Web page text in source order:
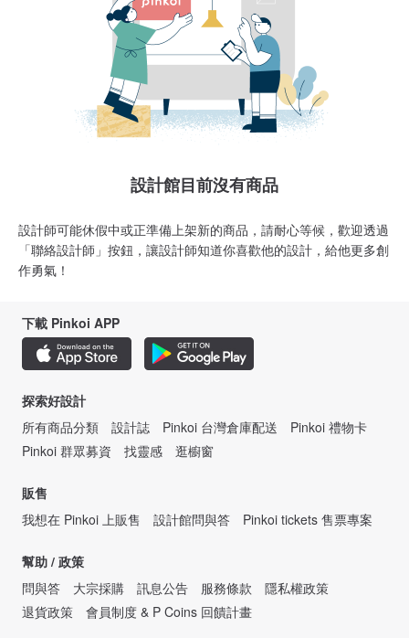
設計館目前沒有商品
設計師可能休假中或正準備上架新的商品，請耐心等候，歡迎透過
「聯絡設計師」按鈕，讓設計師知道你喜歡他的設計，給他更多創
作勇氣！
下載 Pinkoi APP
探索好設計
所有商品分類
設計誌 Pinkoi 台灣倉庫配送
Pinkoi 禮物卡
Pinkoi 群眾募資
找靈感 逛櫥窗
販售
我想在 Pinkoi 上販售
設計館問與答 Pinkoi tickets 售票專案
幫助 / 政策
問與答
大宗採購 訊息公告 服務條款
隱私權政策
退貨政策
會員制度 & P Coins 回饋計畫